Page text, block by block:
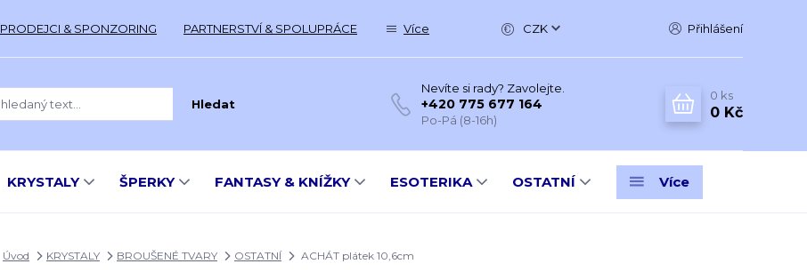
PRODEJCI & SPONZORING PARTNERSTVÍ & SPOLUPRÁCE Více CZK Přihlášení
Hledat
Nevíte si rady? Zavolejte.
+420 775 677 164
Po-Pá (8-16h)
0 ks
0 Kč
KRYSTALY ŠPERKY FANTASY & KNÍŽKY ESOTERIKA OSTATNÍ Více
Úvod KRYSTALY BROUŠENÉ TVARY OSTATNÍ ACHÁT plátek 10,6cm